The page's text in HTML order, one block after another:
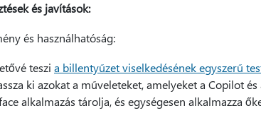
és javítások:
és használhatóság:
teszi a billentyűzet viselkedésének egyszerű
ki azokat a műveleteket, amelyeket a Copilot
alkalmazás tárolja, és egységesen alkalmazza